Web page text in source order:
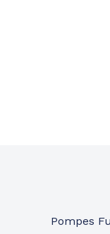
Pompes